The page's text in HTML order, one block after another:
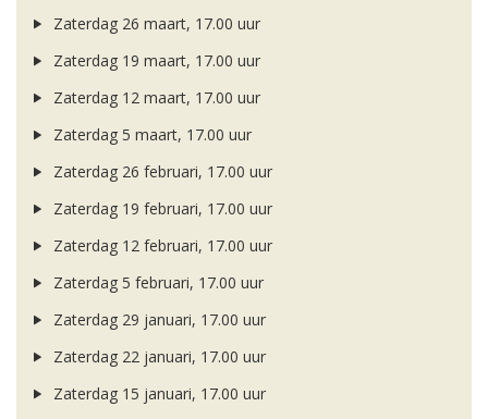
Zaterdag 26 maart, 17.00 uur
Zaterdag 19 maart, 17.00 uur
Zaterdag 12 maart, 17.00 uur
Zaterdag 5 maart, 17.00 uur
Zaterdag 26 februari, 17.00 uur
Zaterdag 19 februari, 17.00 uur
Zaterdag 12 februari, 17.00 uur
Zaterdag 5 februari, 17.00 uur
Zaterdag 29 januari, 17.00 uur
Zaterdag 22 januari, 17.00 uur
Zaterdag 15 januari, 17.00 uur